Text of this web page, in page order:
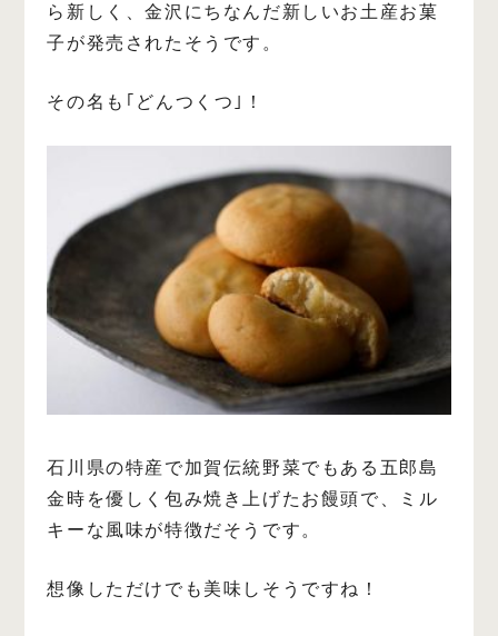
ら新しく、金沢にちなんだ新しいお土産お菓
子が発売されたそうです。
その名も｢どんつくつ｣！
石川県の特産で加賀伝統野菜でもある五郎島
金時を優しく包み焼き上げたお饅頭で、ミル
キーな風味が特徴だそうです。
想像しただけでも美味しそうですね！